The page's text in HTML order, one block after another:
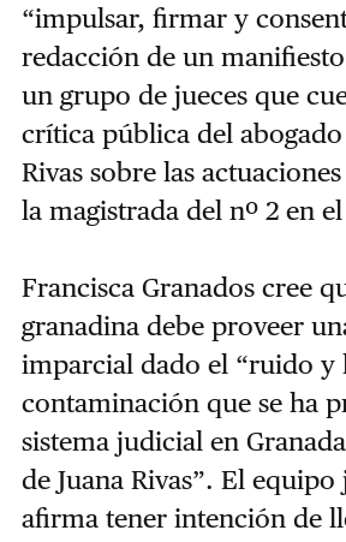
“impulsar, firmar y
redacción de un
un grupo de jueces que
crítica pública del abogado
Rivas sobre las
la magistrada del nº 2 en el
Francisca Granados cree
granadina debe proveer
imparcial dado el “ruido y
contaminación que se ha
sistema judicial en
de Juana Rivas”. El
afirma tener intención de